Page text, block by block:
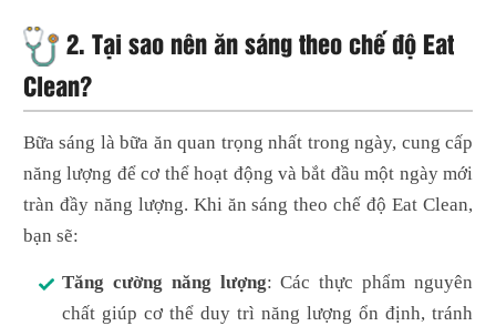
2. Tại sao nên ăn sáng theo chế độ Eat
Clean?
Bữa sáng là bữa ăn quan trọng nhất trong ngày, cung cấp
năng lượng để cơ thể hoạt động và bắt đầu một ngày mới
tràn đầy năng lượng. Khi ăn sáng theo chế độ Eat Clean,
bạn sẽ:
Tăng cường năng lượng: Các thực phẩm nguyên
chất giúp cơ thể duy trì năng lượng ổn định, tránh